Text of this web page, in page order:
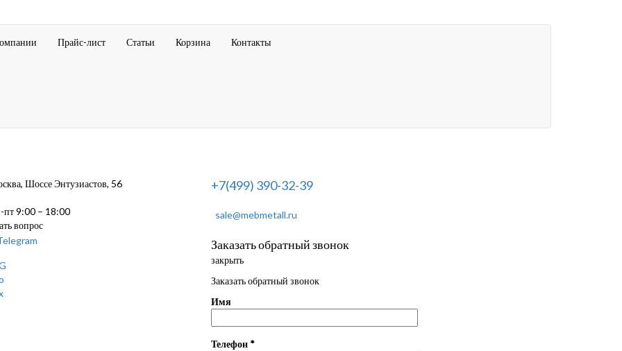
Прайс-лист Статьи Корзина Контакты
Шоссе Энтузиастов, 56
9:00 – 18:00
вопрос
+7(499) 390-32-39
sale@mebmetall.ru
Заказать обратный звонок
закрыть
Заказать обратный звонок
Имя
Телефон *